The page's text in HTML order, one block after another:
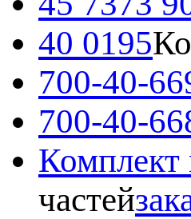
40 0195
700-40-
700-40-
частей